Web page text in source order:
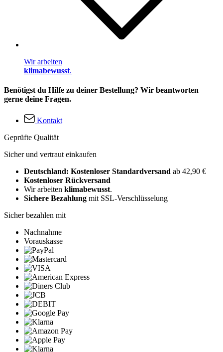
Wir arbeiten
klimabewusst.
Benötigst du Hilfe zu deiner Bestellung? Wir beantworten
gerne deine Fragen.
Kontakt
Geprüfte Qualität
Sicher und vertraut einkaufen
Deutschland: Kostenloser Standardversand ab 42,90 €
Kostenloser Rückversand
Wir arbeiten klimabewusst.
Sichere Bezahlung mit SSL-Verschlüsselung
Sicher bezahlen mit
Nachnahme
Vorauskasse